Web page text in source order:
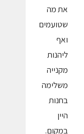
את מה
שטועמים
ואף
ליהנות
מקנייה
משלימה
בחנות
היין
במקום.